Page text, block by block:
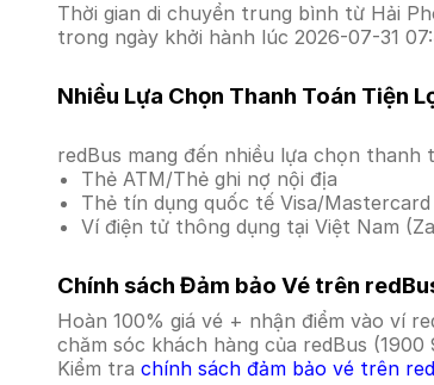
Thời gian di chuyển trung bình từ Hải
trong ngày khởi hành lúc 2026-07-31
Nhiều Lựa Chọn Thanh Toán Tiện
redBus mang đến nhiều lựa chọn
Thẻ ATM/Thẻ ghi nợ nội địa
Thẻ tín dụng quốc tế Visa/Mastercard
Ví điện tử thông dụng tại Việt Nam
Chính sách Đảm bảo Vé trên
Hoàn 100% giá vé + nhận điểm vào ví
chăm sóc khách hàng của redBus
Kiểm tra chính sách đảm bảo vé trên